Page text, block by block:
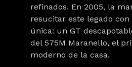
refinados. En 2005, la
resucitar este legado
única: un GT
del 575M Maranello, el
moderno de la casa.